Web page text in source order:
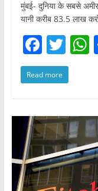
मुंबई- दुनिया के सबसे
यानी करीब 83.5 लाख
F
a
c
b
o
o
k
T
w
itt
Read more